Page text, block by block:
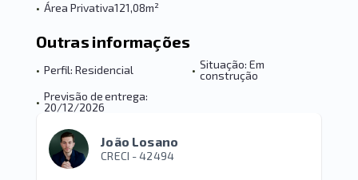
• Área Privativa121,08m²
Outras informações
• Perfil: Residencial • Situação: Em
construção
• Previsão de entrega:
20/12/2026
João Losano
CRECI -42494